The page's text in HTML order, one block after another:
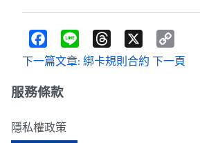
c
e
o
o
n
e
r
e
p
y
下一篇文章: 綁卡規則合約 下一頁
服務條款
隱私權政策